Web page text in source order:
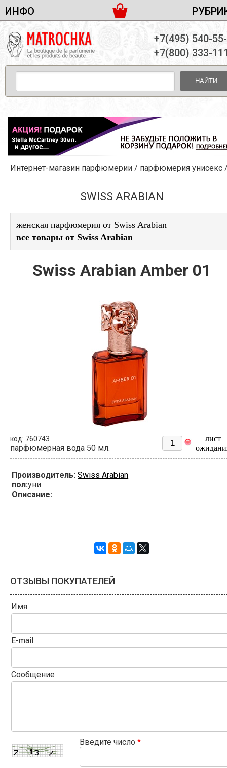
ИНФО
ДОСТАВКА И ОПЛАТА
ПАРТНЕРСТВО
КОНТАКТЫ
ЖЕНСКАЯ ПАРФЮМЕРИЯ
МУЖСКАЯ ПАРФЮМЕРИЯ
УНИСЕКС ПАРФЮМЕРИЯ
ЖЕНСКИЕ НАБОРЫ
МУЖСКИЕ НАБОРЫ
УНИСЕКС НАБОРЫ
УХОД ЗА ЛИЦОМ
УХОД ЗА ТЕЛОМ
ДЕКОРАТИВНАЯ КОСМЕТИКА
+7(495) 540-
+7(800) 333-
НАЙТИ
Интернет-магазин парфюмерии / парфюмерия унисекс
SWISS ARABIAN
женская парфюмерия от Swiss Arabian
все товары от Swiss Arabian
Swiss Arabian Amber 01
код: 760743
парфюмерная вода 50 мл.
лист
Производитель: Swiss Arabian
пол:уни
Описание:
ОТЗЫВЫ ПОКУПАТЕЛЕЙ
Имя
E-mail
Сообщение
Введите число *